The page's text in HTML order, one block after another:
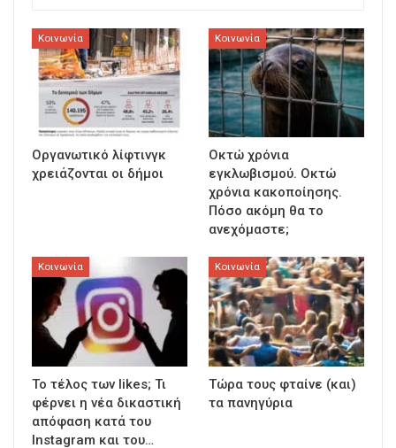
Κοινωνία
Οργανωτικό λίφτινγκ
χρειάζονται οι δήμοι
Κοινωνία
Οκτώ χρόνια
εγκλωβισμού. Οκτώ
χρόνια κακοποίησης.
Πόσο ακόμη θα το
ανεχόμαστε;
Κοινωνία
To τέλος των likes; Τι
φέρνει η νέα δικαστική
απόφαση κατά του
Instagram και του…
Κοινωνία
Τώρα τους φταίνε (και)
τα πανηγύρια